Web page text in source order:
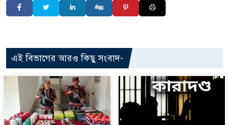
এই বিভাগের আরও কিছু সংবাদ-